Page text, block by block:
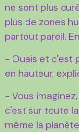
ne sont plus
plus de zones
partout pareil.
- Ouais et c'est
en hauteur,
- Vous
c'est sur toute
même la